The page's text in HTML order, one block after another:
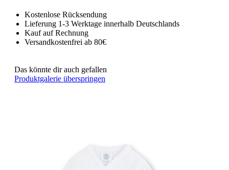
Kostenlose Rücksendung
Lieferung 1-3 Werktage innerhalb Deutschlands
Kauf auf Rechnung
Versandkostenfrei ab 80€
Das könnte dir auch gefallen
Produktgalerie überspringen